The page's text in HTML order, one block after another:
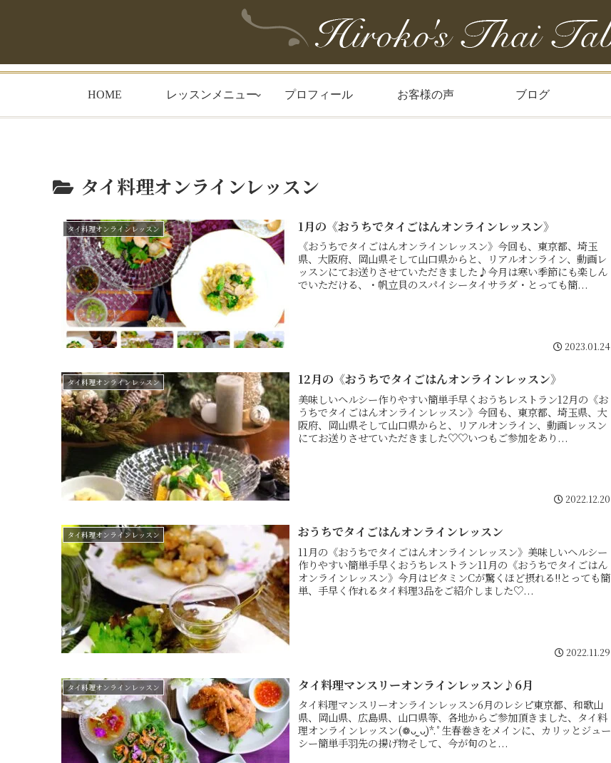
HOME レッスンメニュー プロフィール お客様の声 ブログ
タイ料理オンラインレッスン
タイ料理オンラインレッスン 1月の《おうちでタイごはんオンラインレッスン》
《おうちでタイごはんオンラインレッスン》今回も、東京都、埼玉
県、大阪府、岡山県そして山口県からと、リアルオンライン、動画レ
ッスンにてお送りさせていただきました♪今月は寒い季節にも楽しん
でいただける、・帆立貝のスパイシータイサラダ・とっても簡...
2023.01.24
タイ料理オンラインレッスン 12月の《おうちでタイごはんオンラインレッスン》
美味しいヘルシー作りやすい簡単手早くおうちレストラン12月の《お
うちでタイごはんオンラインレッスン》今回も、東京都、埼玉県、大
阪府、岡山県そして山口県からと、リアルオンライン、動画レッスン
にてお送りさせていただきました♡♡いつもご参加をあり...
2022.12.20
タイ料理オンラインレッスン おうちでタイごはんオンラインレッスン
11月の《おうちでタイごはんオンラインレッスン》美味しいヘルシー
作りやすい簡単手早くおうちレストラン11月の《おうちでタイごはん
オンラインレッスン》今月はビタミンCが驚くほど摂れる!!とっても簡
単、手早く作れるタイ料理3品をご紹介しました♡...
2022.11.29
タイ料理オンラインレッスン タイ料理マンスリーオンラインレッスン♪6月
タイ料理マンスリーオンラインレッスン6月のレシピ東京都、和歌山
県、岡山県、広島県、山口県等、各地からご参加頂きました、タイ料
理オンラインレッスン(❁ᴗ͈ˬᴗ͈)*.ﾟ生春巻きをメインに、カリッとジュー
シー簡単手羽先の揚げ物そして、今が旬のと...